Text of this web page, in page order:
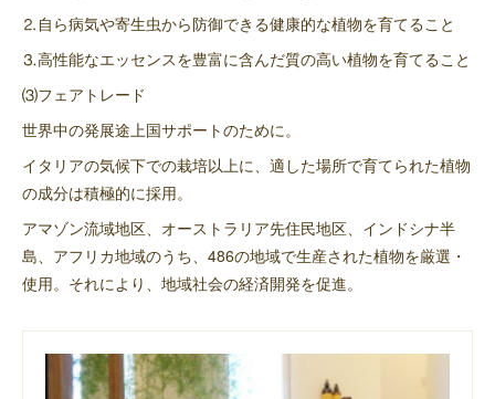
⒉自ら病気や寄生虫から防御できる健康的な植物を育てること
⒊高性能なエッセンスを豊富に含んだ質の高い植物を育てること
⑶フェアトレード
世界中の発展途上国サポートのために。
イタリアの気候下での栽培以上に、適した場所で育てられた植物
の成分は積極的に採用。
アマゾン流域地区、オーストラリア先住民地区、インドシナ半
島、アフリカ地域のうち、486の地域で生産された植物を厳選・
使用。それにより、地域社会の経済開発を促進。